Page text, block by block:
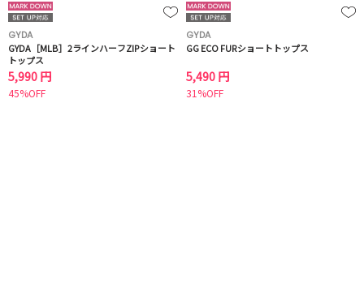
GYDA
GYDA［MLB］2ラインハーフZIPショート
トップス
5,990 円
45%OFF
GYDA
GG ECO FURショートトップス
5,490 円
31%OFF